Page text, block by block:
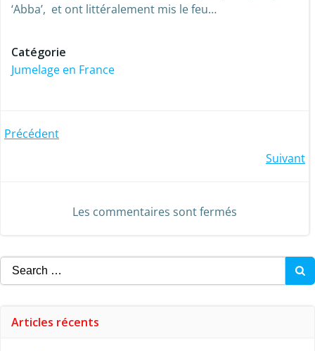
‘Abba’, et ont littéralement mis le feu…
Catégorie
Jumelage en France
Post
Précédent
navigation
Suivant
Les commentaires sont fermés
Search
for:
Articles récents